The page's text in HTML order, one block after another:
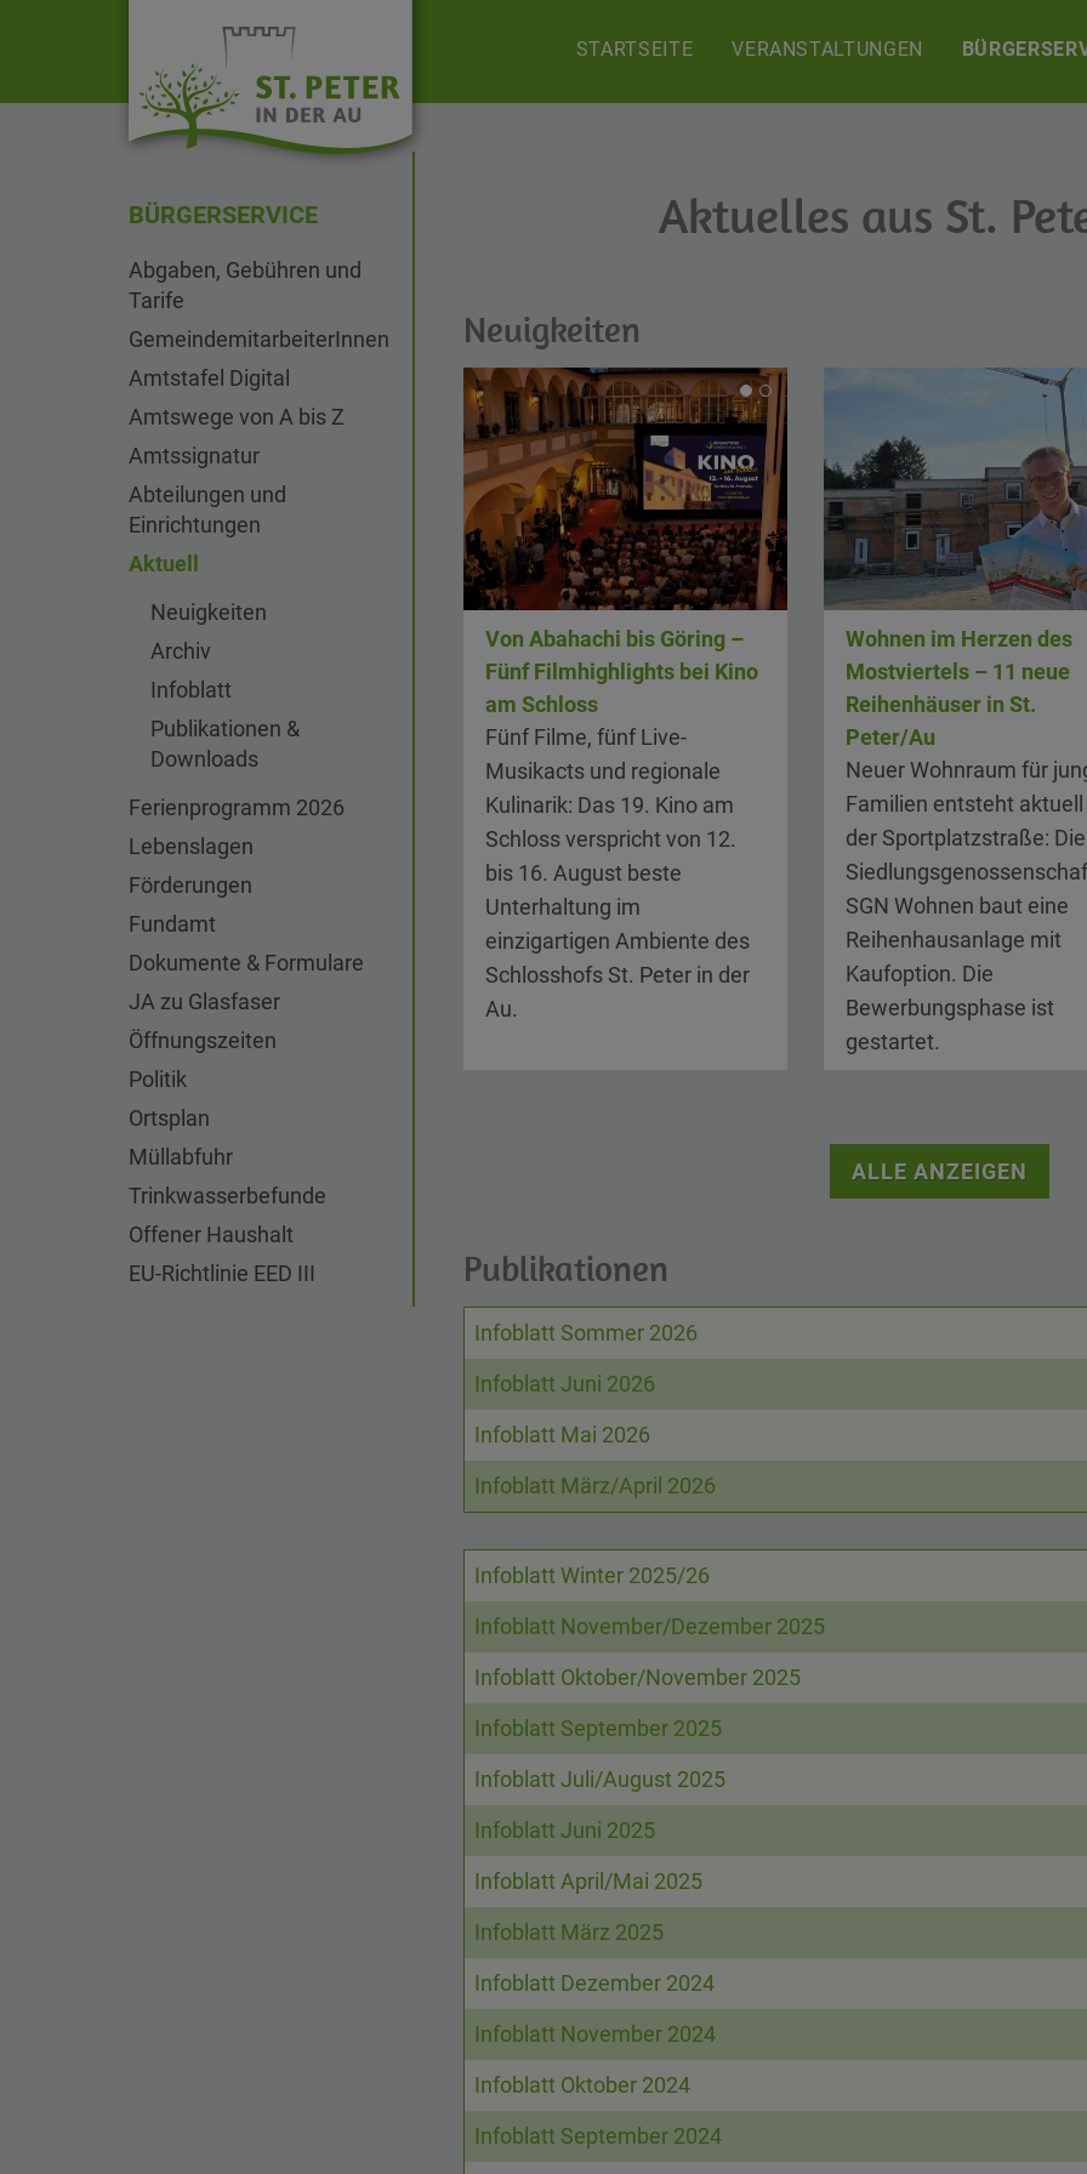
STARTSEITE VERANSTALTUNGEN
Aktuelles aus St.
Neuigkeiten
Von Abahachi bis Göring –
Fünf Filmhighlights bei Kino
am Schloss
Fünf Filme, fünf Live-
Musikacts und regionale
Kulinarik: Das 19. Kino am
Schloss verspricht von 12.
bis 16. August beste
Unterhaltung im
einzigartigen Ambiente des
Schlosshofs St. Peter in der
Au.
Wohnen im Herzen des
Mostviertels – 11 neue
Reihenhäuser in St.
Peter/Au
Neuer Wohnraum für
Familien entsteht aktuell
der Sportplatzstraße: Die
SGN Wohnen baut eine
Reihenhausanlage mit
Kaufoption. Die
Bewerbungsphase ist
gestartet.
ALLE ANZEIGEN
Publikationen
Name Beschreibung
Infoblatt Sommer 2026
Infoblatt Juni 2026
Infoblatt Mai 2026
Infoblatt März/April 2026
Name Beschreibung Größe
Infoblatt Winter 2025/26
Infoblatt November/Dezember 2025
Infoblatt Oktober/November 2025
Infoblatt September 2025
Infoblatt Juli/August 2025
Infoblatt Juni 2025
Infoblatt April/Mai 2025
Infoblatt März 2025
Infoblatt Dezember 2024
Infoblatt November 2024
Infoblatt Oktober 2024
Infoblatt September 2024
BÜRGERSERVICE
Abgaben, Gebühren und
Tarife
GemeindemitarbeiterInnen
Amtstafel Digital
Amtswege von A bis Z
Amtssignatur
Abteilungen und
Einrichtungen
Aktuell
Neuigkeiten
Archiv
Infoblatt
Publikationen &
Downloads
Ferienprogramm 2026
Lebenslagen
Förderungen
Fundamt
Dokumente & Formulare
JA zu Glasfaser
Öffnungszeiten
Politik
Ortsplan
Müllabfuhr
Trinkwasserbefunde
Offener Haushalt
EU-Richtlinie EED III